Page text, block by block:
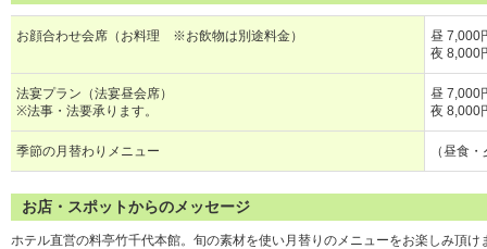
お顔合わせ会席（お料理 ※お飲物は別途料金）
昼 7,000
夜 8,000
法宴プラン（法宴昼会席）
※法事・法要承ります。
昼 7,000
夜 8,000
季節の月替わりメニュー （
お店・スポットからのメッセージ
ホテル直営の料亭竹千代本館。旬の素材を使い月替りのメニューをお楽しみ頂